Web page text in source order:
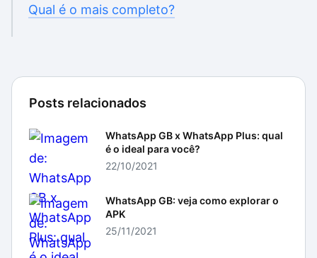
Qual é o mais completo?
Posts relacionados
WhatsApp GB x WhatsApp Plus: qual
é o ideal para você?
22/10/2021
WhatsApp GB: veja como explorar o
APK
25/11/2021